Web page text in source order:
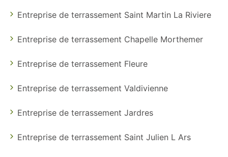
Entreprise de terrassement Saint Martin La Riviere
Entreprise de terrassement Chapelle Morthemer
Entreprise de terrassement Fleure
Entreprise de terrassement Valdivienne
Entreprise de terrassement Jardres
Entreprise de terrassement Saint Julien L Ars